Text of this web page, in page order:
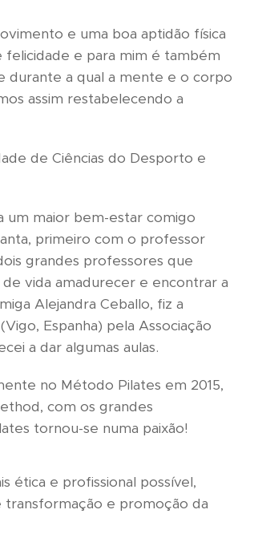
e uma boa aptidão física
felicidade e para mim é também
durante a qual a mente e o corpo
assim restabelecendo a
de Ciências do Desporto e
um maior bem-estar comigo
primeiro com o professor
grandes professores que
vida amadurecer e encontrar a
Alejandra Ceballo, fiz a
Espanha) pela Associação
a dar algumas aulas.
no Método Pilates em 2015,
com os grandes
tornou-se numa paixão!
ética e profissional possível,
transformação e promoção da